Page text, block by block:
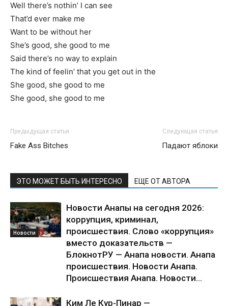
Well there’s nothin’ I can see
That’d ever make me
Want to be without her
She’s good, she good to me
Said there’s no way to explain
The kind of feelin’ that you get out in the
She good, she good to me
She good, she good to me
Предыдущая статья
Fake Ass Bitches
Следующая статья
Падают яблоки
ЭТО МОЖЕТ БЫТЬ ИНТЕРЕСНО ЕЩЕ ОТ АВТОРА
Новости
Новости Анапы на сегодня 2026:
коррупция, криминал,
происшествия. Слово «коррупция»
вместо доказательств —
БлокнотРУ — Анапа новости. Анапа
происшествия. Новости Анапа.
Происшествия Анапа. Новости...
Ким Ле Кур-Пинар —